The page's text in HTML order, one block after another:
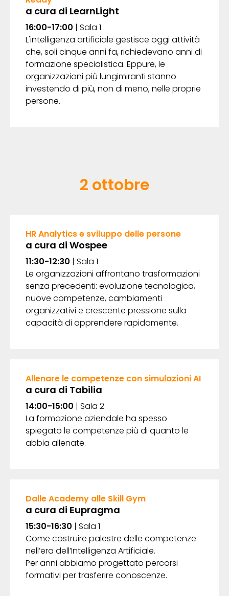
a cura di LearnLight
16:00-17:00 | Sala 1
L'intelligenza artificiale gestisce oggi attività
che, soli cinque anni fa, richiedevano anni di
formazione specialistica. Eppure, le
organizzazioni più lungimiranti stanno
investendo di più, non di meno, nelle proprie
persone.
2 ottobre
HR Analytics e sviluppo delle persone
a cura di Wospee
11:30-12:30 | Sala 1
Le organizzazioni affrontano trasformazioni
senza precedenti: evoluzione tecnologica,
nuove competenze, cambiamenti
organizzativi e crescente pressione sulla
capacità di apprendere rapidamente.
Allenare le competenze con simulazioni AI
a cura di Tabilia
14:00-15:00 | Sala 2
La formazione aziendale ha spesso
spiegato le competenze più di quanto le
abbia allenate.
Dalle Academy alle Skill Gym
a cura di Eupragma
15:30-16:30 | Sala 1
Come costruire palestre delle competenze
nell’era dell’Intelligenza Artificiale.
Per anni abbiamo progettato percorsi
formativi per trasferire conoscenze.